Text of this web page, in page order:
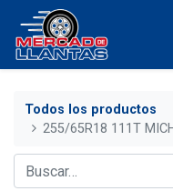
Todos los productos
255/65R18 111T